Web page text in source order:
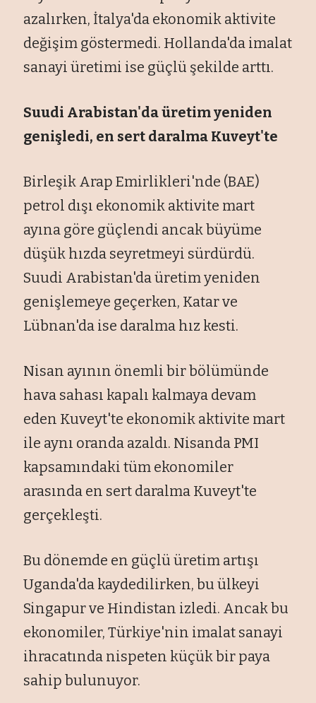
azalırken, İtalya'da ekonomik aktivite
değişim göstermedi. Hollanda'da imalat
sanayi üretimi ise güçlü şekilde arttı.
Suudi Arabistan'da üretim yeniden
genişledi, en sert daralma Kuveyt'te
Birleşik Arap Emirlikleri'nde (BAE)
petrol dışı ekonomik aktivite mart
ayına göre güçlendi ancak büyüme
düşük hızda seyretmeyi sürdürdü.
Suudi Arabistan'da üretim yeniden
genişlemeye geçerken, Katar ve
Lübnan'da ise daralma hız kesti.
Nisan ayının önemli bir bölümünde
hava sahası kapalı kalmaya devam
eden Kuveyt'te ekonomik aktivite mart
ile aynı oranda azaldı. Nisanda PMI
kapsamındaki tüm ekonomiler
arasında en sert daralma Kuveyt'te
gerçekleşti.
Bu dönemde en güçlü üretim artışı
Uganda'da kaydedilirken, bu ülkeyi
Singapur ve Hindistan izledi. Ancak bu
ekonomiler, Türkiye'nin imalat sanayi
ihracatında nispeten küçük bir paya
sahip bulunuyor.